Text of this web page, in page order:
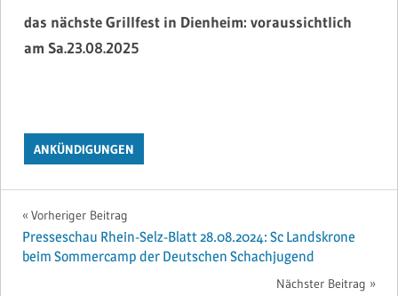
das nächste Grillfest in Dienheim: voraussichtlich
am Sa.23.08.2025
ANKÜNDIGUNGEN
Beitragsnavigation
Vorheriger Beitrag
Presseschau Rhein-Selz-Blatt 28.08.2024: Sc Landskrone
beim Sommercamp der Deutschen Schachjugend
Nächster Beitrag